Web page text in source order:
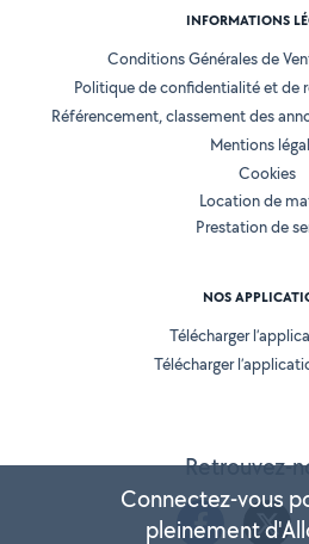
Retrouvez-
INFORMATIONS
Conditions Générales de
Politique de confidentialité et de
Référencement, classement des
Mentions
Cookies
Location de
Prestation de
NOS
Télécharger
Télécharger
Connectez-vous
pleinement